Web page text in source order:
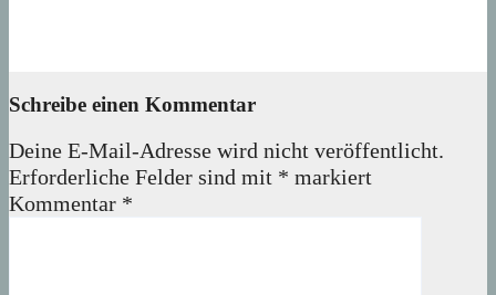
Schreibe einen Kommentar
Deine E-Mail-Adresse wird nicht veröffentlicht.
Erforderliche Felder sind mit * markiert
Kommentar *